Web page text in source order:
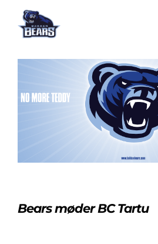
Bears møder BC Tartu